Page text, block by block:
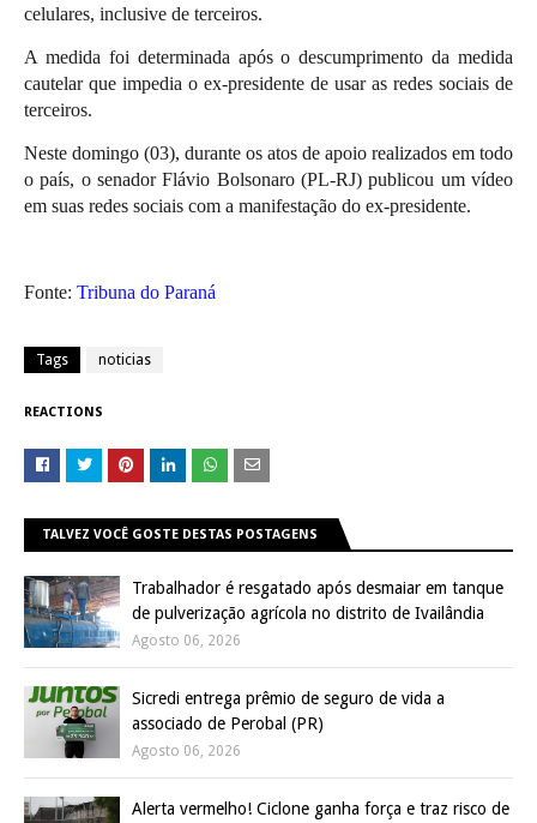
celulares, inclusive de terceiros.
A medida foi determinada após o descumprimento da medida
cautelar que impedia o ex-presidente de usar as redes sociais de
terceiros.
Neste domingo (03), durante os atos de apoio realizados em todo
o país, o senador Flávio Bolsonaro (PL-RJ) publicou um vídeo
em suas redes sociais com a manifestação do ex-presidente.
Fonte: Tribuna do Paraná
Tags noticias
REACTIONS
TALVEZ VOCÊ GOSTE DESTAS POSTAGENS
Trabalhador é resgatado após desmaiar em tanque
de pulverização agrícola no distrito de Ivailândia
Agosto 06, 2026
Sicredi entrega prêmio de seguro de vida a
associado de Perobal (PR)
Agosto 06, 2026
Alerta vermelho! Ciclone ganha força e traz risco de